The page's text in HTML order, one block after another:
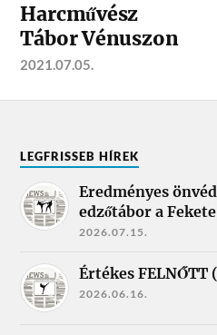
Harcművész
Tábor Vénuszon
2021.07.05.
LEGFRISSEB HÍREK
Eredményes
edzőtábor a
2026.07.15.
Értékes
2026.06.16.